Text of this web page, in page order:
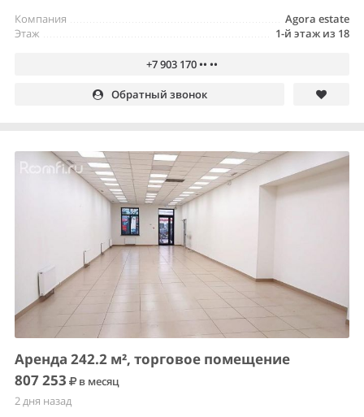
Agora estate
Компания
1-й этаж из 18
Этаж
+7 903 170 •• ••
Обратный звонок
Аренда 242.2 м², торговое помещение
807 253
в месяц
2 дня назад